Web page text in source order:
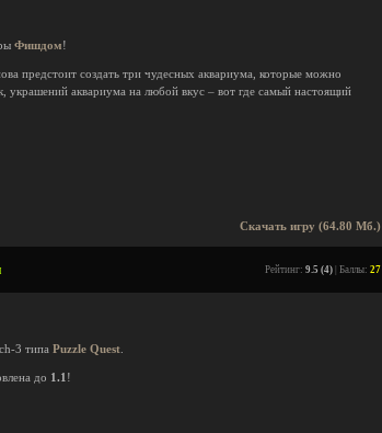
Фишдом!
предстоит создать три чудесных аквариума, которые можно
украшений аквариума на любой вкус – вот где самый настоящий
Скачать игру (64.80 Мб.)
Рейтинг: 9.5 (4) | Баллы: 27
3 типа Puzzle Quest
до 1.1 !